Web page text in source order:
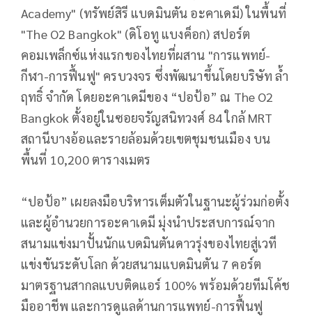
Academy" (ทรัพย์สิรี แบดมินตัน อะคาเดมี) ในพื้นที่
"The O2 Bangkok" (ดิโอทู แบงค็อก) สปอร์ต
คอมเพล็กซ์แห่งแรกของไทยที่ผสาน "การแพทย์-
กีฬา-การฟื้นฟู" ครบวงจร ซึ่งพัฒนาขึ้นโดยบริษัท ล้ำ
ฤทธิ์ จำกัด โดยอะคาเดมีของ “ปอป้อ” ณ The O2
Bangkok ตั้งอยู่ในซอยจรัญสนิทวงศ์ 84 ใกล้ MRT
สถานีบางอ้อและรายล้อมด้วยเขตชุมชนเมือง บน
พื้นที่ 10,200 ตารางเมตร
“ปอป้อ” เผยลงมือบริหารเต็มตัวในฐานะผู้ร่วมก่อตั้ง
และผู้อำนวยการอะคาเดมี มุ่งนำประสบการณ์จาก
สนามแข่งมาปั้นนักแบดมินตันดาวรุ่งของไทยสู่เวที
แข่งขันระดับโลก ด้วยสนามแบดมินตัน 7 คอร์ต
มาตรฐานสากลแบบติดแอร์ 100% พร้อมด้วยทีมโค้ช
มืออาชีพ และการดูแลด้านการแพทย์-การฟื้นฟู